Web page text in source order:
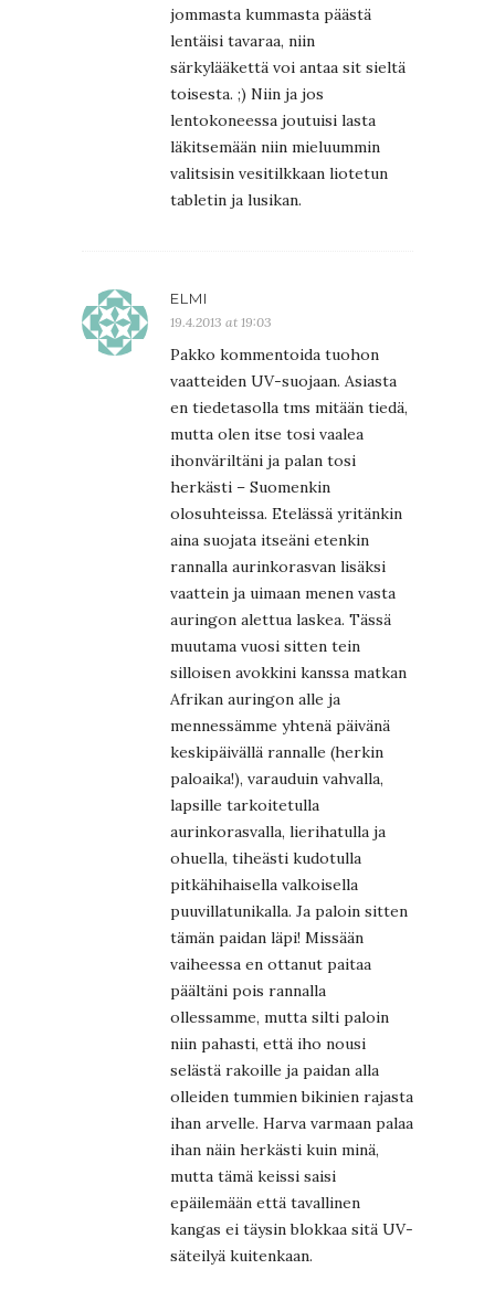
jommasta kummasta päästä
lentäisi tavaraa, niin
särkylääkettä voi antaa sit sieltä
toisesta. ;) Niin ja jos
lentokoneessa joutuisi lasta
läkitsemään niin mieluummin
valitsisin vesitilkkaan liotetun
tabletin ja lusikan.
ELMI
19.4.2013 at 19:03
Pakko kommentoida tuohon
vaatteiden UV-suojaan. Asiasta
en tiedetasolla tms mitään tiedä,
mutta olen itse tosi vaalea
ihonväriltäni ja palan tosi
herkästi – Suomenkin
olosuhteissa. Etelässä yritänkin
aina suojata itseäni etenkin
rannalla aurinkorasvan lisäksi
vaattein ja uimaan menen vasta
auringon alettua laskea. Tässä
muutama vuosi sitten tein
silloisen avokkini kanssa matkan
Afrikan auringon alle ja
mennessämme yhtenä päivänä
keskipäivällä rannalle (herkin
paloaika!), varauduin vahvalla,
lapsille tarkoitetulla
aurinkorasvalla, lierihatulla ja
ohuella, tiheästi kudotulla
pitkähihaisella valkoisella
puuvillatunikalla. Ja paloin sitten
tämän paidan läpi! Missään
vaiheessa en ottanut paitaa
päältäni pois rannalla
ollessamme, mutta silti paloin
niin pahasti, että iho nousi
selästä rakoille ja paidan alla
olleiden tummien bikinien rajasta
ihan arvelle. Harva varmaan palaa
ihan näin herkästi kuin minä,
mutta tämä keissi saisi
epäilemään että tavallinen
kangas ei täysin blokkaa sitä UV-
säteilyä kuitenkaan.